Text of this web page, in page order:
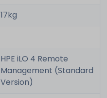
17kg
HPE iLO 4 Remote
Management (Standard
Version)